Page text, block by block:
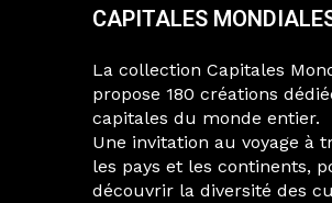
CAPITALES
La collection Capitales
propose 180 créations
capitales du monde entier.
Une invitation au voyage à
les pays et les continents,
découvrir la diversité des